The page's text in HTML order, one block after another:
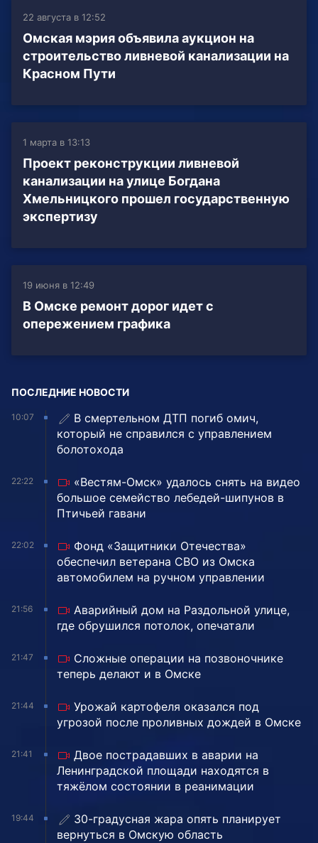
22 августа в 12:52
Омская мэрия объявила аукцион на
строительство ливневой канализации на
Красном Пути
1 марта в 13:13
Проект реконструкции ливневой
канализации на улице Богдана
Хмельницкого прошел государственную
экспертизу
19 июня в 12:49
В Омске ремонт дорог идет с
опережением графика
ПОСЛЕДНИЕ НОВОСТИ
10:07
В смертельном ДТП погиб омич,
который не справился с управлением
болотохода
22:22
«Вестям-Омск» удалось снять на видео
большое семейство лебедей-шипунов в
Птичьей гавани
22:02
Фонд «Защитники Отечества»
обеспечил ветерана СВО из Омска
автомобилем на ручном управлении
21:56
Аварийный дом на Раздольной улице,
где обрушился потолок, опечатали
21:47
Сложные операции на позвоночнике
теперь делают и в Омске
21:44
Урожай картофеля оказался под
угрозой после проливных дождей в Омске
21:41
Двое пострадавших в аварии на
Ленинградской площади находятся в
тяжёлом состоянии в реанимации
19:44
30-градусная жара опять планирует
вернуться в Омскую область